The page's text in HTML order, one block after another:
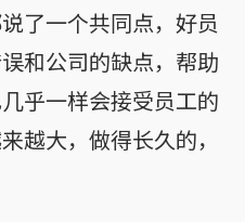
了一个共同点，好员
和公司的缺点，帮助
乎一样会接受员工的
越大，做得长久的，